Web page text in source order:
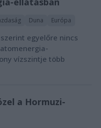
Duna Európa
egyelőre nincs
vízszintje több
a Hormuzi-